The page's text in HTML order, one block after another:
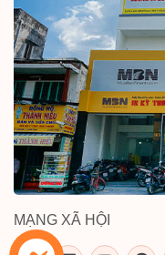
MẠNG XÃ HỘI